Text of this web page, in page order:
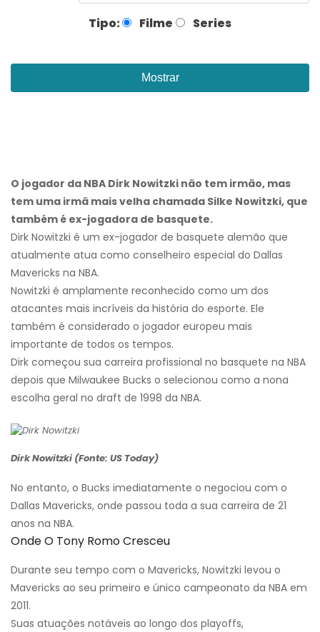
Tipo: Filme Series
Mostrar
O jogador da NBA Dirk Nowitzki não tem irmão, mas
tem uma irmã mais velha chamada Silke Nowitzki, que
também é ex-jogadora de basquete.
Dirk Nowitzki é um ex-jogador de basquete alemão que
atualmente atua como conselheiro especial do Dallas
Mavericks na NBA.
Nowitzki é amplamente reconhecido como um dos
atacantes mais incríveis da história do esporte. Ele
também é considerado o jogador europeu mais
importante de todos os tempos.
Dirk começou sua carreira profissional no basquete na NBA
depois que Milwaukee Bucks o selecionou como a nona
escolha geral no draft de 1998 da NBA.
Dirk Nowitzki (Fonte: US Today)
No entanto, o Bucks imediatamente o negociou com o
Dallas Mavericks, onde passou toda a sua carreira de 21
anos na NBA.
Onde O Tony Romo Cresceu
Durante seu tempo com o Mavericks, Nowitzki levou o
Mavericks ao seu primeiro e único campeonato da NBA em
2011.
Suas atuações notáveis ​​ao longo dos playoffs,